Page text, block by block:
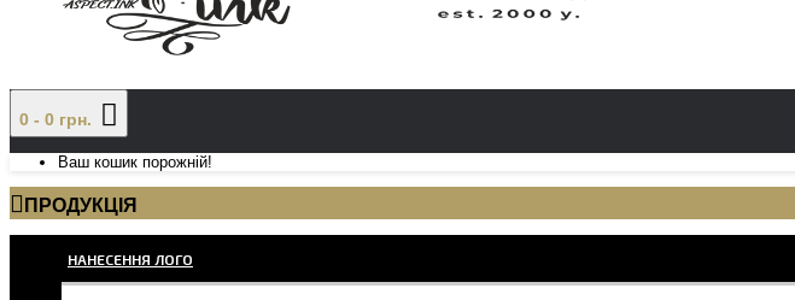
0 - 0 грн.
Ваш кошик порожній!
ПРОДУКЦІЯ
НАНЕСЕННЯ ЛОГО